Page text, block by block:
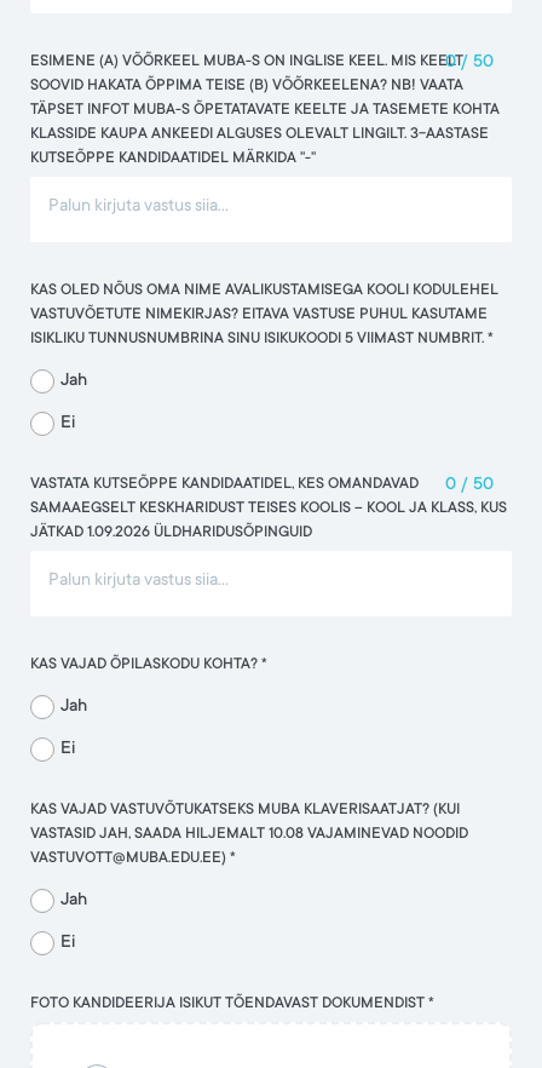
ESIMENE (A) VÕÕRKEEL MUBA-S ON INGLISE KEEL. MIS KEELT
SOOVID HAKATA ÕPPIMA TEISE (B) VÕÕRKEELENA? NB! VAATA
TÄPSET INFOT MUBA-S ÕPETATAVATE KEELTE JA TASEMETE KOHTA
KLASSIDE KAUPA ANKEEDI ALGUSES OLEVALT LINGILT. 3-AASTASE
KUTSEÕPPE KANDIDAATIDEL MÄRKIDA "-"
0/ 50
KAS OLED NÕUS OMA NIME AVALIKUSTAMISEGA KOOLI KODULEHEL
VASTUVÕETUTE NIMEKIRJAS? EITAVA VASTUSE PUHUL KASUTAME
ISIKLIKU TUNNUSNUMBRINA SINU ISIKUKOODI 5 VIIMAST NUMBRIT. *
Jah
Ei
VASTATA KUTSEÕPPE KANDIDAATIDEL, KES OMANDAVAD
SAMAAEGSELT KESKHARIDUST TEISES KOOLIS -- KOOL JA KLASS, KUS
JÄTKAD 1.09.2026 ÜLDHARIDUSÕPINGUID
0 / 50
KAS VAJAD ÕPILASKODU KOHTA? *
Jah
Ei
KAS VAJAD VASTUVÕTUKATSEKS MUBA KLAVERISAATJAT? (KUI
VASTASID JAH, SAADA HILJEMALT 10.08 VAJAMINEVAD NOODID
VASTUVOTT@MUBA.EDU.EE) *
Jah
Ei
FOTO KANDIDEERIJA ISIKUT TÕENDAVAST DOKUMENDIST *